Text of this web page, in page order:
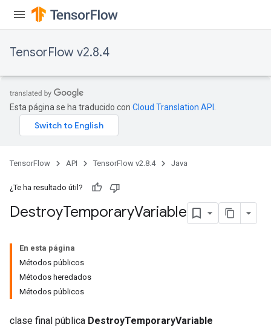
TensorFlow v2.8.4
Esta página se ha traducido con Cloud Translation API
TensorFlow API TensorFlow v2.8.4 Java
¿Te ha resultado útil?
DestroyTemporaryVariable
En esta página
Métodos públicos
Métodos heredados
Métodos públicos
clase final pública DestroyTemporaryVariable